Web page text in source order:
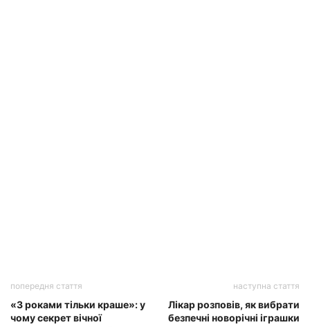
попередня стаття
«З роками тільки краше»: у
чому секрет вічної
наступна стаття
Лікар розповів, як вибрати
безпечні новорічні іграшки